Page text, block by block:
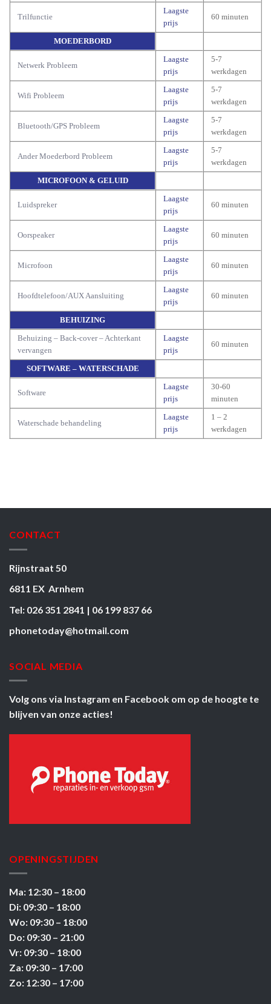
Trilfunctie
Laagste
prijs
60 minuten
MOEDERBORD
Netwerk Probleem
Laagste
prijs
5-7
werkdagen
Wifi Probleem
Laagste
prijs
5-7
werkdagen
Bluetooth/GPS Probleem
Laagste
prijs
5-7
werkdagen
Ander Moederbord Probleem
Laagste
prijs
5-7
werkdagen
MICROFOON & GELUID
Luidspreker
Laagste
prijs
60 minuten
Oorspeaker
Laagste
prijs
60 minuten
Microfoon
Laagste
prijs
60 minuten
Hoofdtelefoon/AUX Aansluiting
Laagste
prijs
60 minuten
BEHUIZING
Behuizing – Back-cover – Achterkant
vervangen
Laagste
prijs
60 minuten
SOFTWARE – WATERSCHADE
Software
Laagste
prijs
30-60
minuten
Waterschade behandeling
Laagste
prijs
1 – 2
werkdagen
CONTACT
Rijnstraat 50
6811 EX Arnhem
Tel: 026 351 2841 | 06 199 837 66
phonetoday@hotmail.com
SOCIAL MEDIA
Volg ons via Instagram en Facebook om op de hoogte te
blijven van onze acties!
OPENINGSTIJDEN
Ma: 12:30 – 18:00
Di: 09:30 – 18:00
Wo: 09:30 – 18:00
Do: 09:30 – 21:00
Vr: 09:30 – 18:00
Za: 09:30 – 17:00
Zo: 12:30 – 17:00